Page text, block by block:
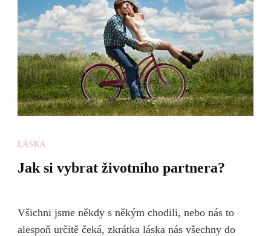
LÁSKA
Jak si vybrat životního partnera?
Všichni jsme někdy s někým chodili, nebo nás to
alespoň určitě čeká, zkrátka láska nás všechny do